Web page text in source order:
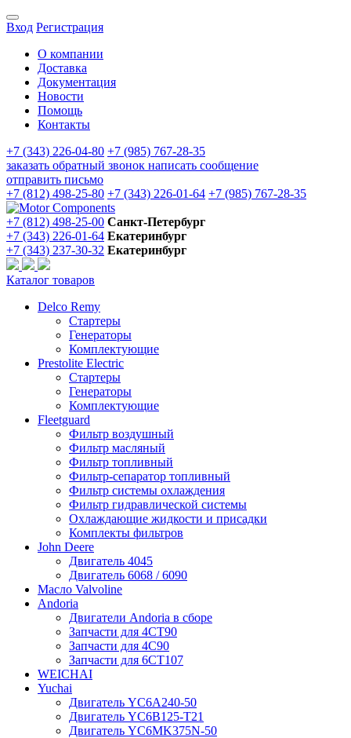
Вход Регистрация
О компании
Доставка
Документация
Новости
Помощь
Контакты
+7 (343) 226-04-80 +7 (985) 767-28-35
заказать обратный звонок написать сообщение
отправить письмо
+7 (812) 498-25-80 +7 (343) 226-01-64 +7 (985) 767-28-35
+7 (812) 498-25-00 Санкт-Петербург
+7 (343) 226-01-64 Екатеринбург
+7 (343) 237-30-32 Екатеринбург
Каталог товаров
Delco Remy
Стартеры
Генераторы
Комплектующие
Prestolite Electric
Стартеры
Генераторы
Комплектующие
Fleetguard
Фильтр воздушный
Фильтр масляный
Фильтр топливный
Фильтр-сепаратор топливный
Фильтр системы охлаждения
Фильтр гидравлической системы
Охлаждающие жидкости и присадки
Комплекты фильтров
John Deere
Двигатель 4045
Двигатель 6068 / 6090
Масло Valvoline
Andoria
Двигатели Andoria в сборе
Запчасти для 4CT90
Запчасти для 4С90
Запчасти для 6CT107
WEICHAI
Yuchai
Двигатель YC6A240-50
Двигатель YC6B125-T21
Двигатель YC6MK375N-50